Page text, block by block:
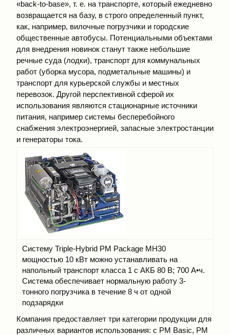
«bаck-to-bаsе», т. е. на транспорте, который ежедневно
возвращается на базу, в строго определенный пункт,
как, например, вилочные погрузчики и городские
общественные автобусы. Потенциальными объектами
для внедрения новинок станут также небольшие
речные суда (лодки), транспорт для коммунальных
работ (уборка мусора, подметальные машины) и
транспорт для курьерской службы и местных
перевозок. Другой перспективной сферой их
использования являются стационарные источники
питания, например системы бесперебойного
снабжения электроэнергией, запасные электростанции
и генераторы тока.
Систему Triple-Hybrid PM Package MH30
мощностью 10 кВт можно устанавливать на
напольный транспорт класса 1 с АКБ 80 В; 700 А•ч.
Система обеспечивает нормальную работу 3-
тонного погрузчика в течение 8 ч от одной
подзарядки
Компания предоставляет три категории продукции для
различных вариантов использования: с РМ Basiс, РМ